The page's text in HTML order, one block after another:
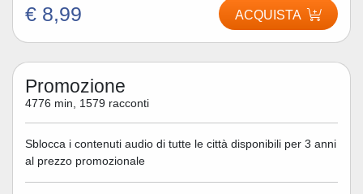
€ 8,99 ACQUISTA
Promozione
4776 min, 1579 racconti
Sblocca i contenuti audio di tutte le città disponibili per 3 anni
al prezzo promozionale